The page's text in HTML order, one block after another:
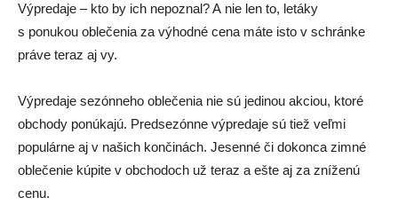
Výpredaje – kto by ich nepoznal? A nie len to, letáky
s ponukou oblečenia za výhodné cena máte isto v schránke
práve teraz aj vy.
Výpredaje sezónneho oblečenia nie sú jedinou akciou, ktoré
obchody ponúkajú. Predsezónne výpredaje sú tiež veľmi
populárne aj v našich končinách. Jesenné či dokonca zimné
oblečenie kúpite v obchodoch už teraz a ešte aj za zníženú
cenu.